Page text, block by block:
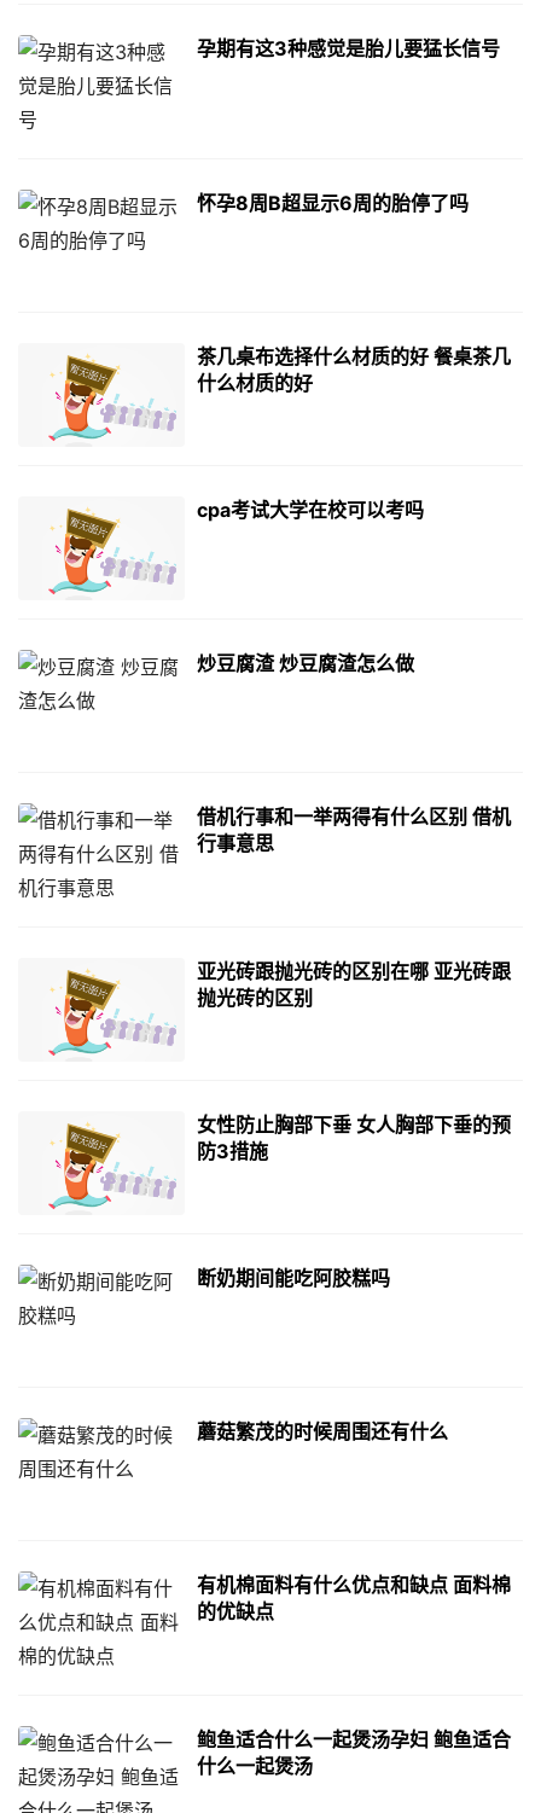
孕期有这3种感觉是胎儿要猛长信号
怀孕8周B超显示6周的胎停了吗
茶几桌布选择什么材质的好 餐桌茶几
什么材质的好
cpa考试大学在校可以考吗
炒豆腐渣 炒豆腐渣怎么做
借机行事和一举两得有什么区别 借机
行事意思
亚光砖跟抛光砖的区别在哪 亚光砖跟
抛光砖的区别
女性防止胸部下垂 女人胸部下垂的预
防3措施
断奶期间能吃阿胶糕吗
蘑菇繁茂的时候周围还有什么
有机棉面料有什么优点和缺点 面料棉
的优缺点
鲍鱼适合什么一起煲汤孕妇 鲍鱼适合
什么一起煲汤